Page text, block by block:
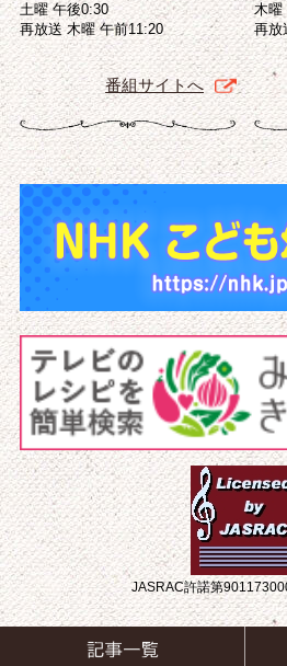
土曜 午後0:30
再放送 木曜 午前11:20
番組サイトへ
木曜
再放
JASRAC許諾第